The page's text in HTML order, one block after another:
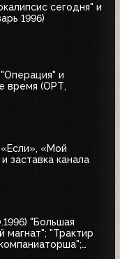
сегодня" и
1996)
и
время (ОРТ,
«Мой
заставка канала
"Большая
магнат"; "Трактир